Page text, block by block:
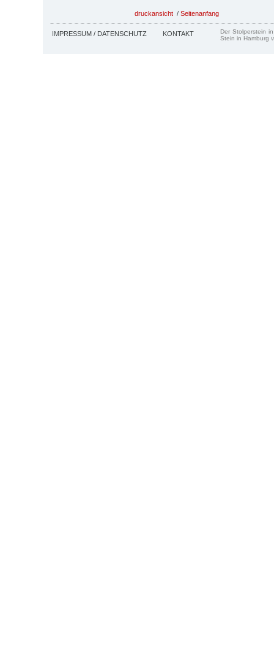
druckansicht / Seitenanfang
IMPRESSUM / DATENSCHUTZ KONTAKT
Der Stolperstein
Stein in Hamburg